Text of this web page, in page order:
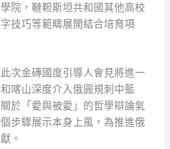
院，韃靼斯坦共和國其他高校
技巧等範疇展開結合培育項
次金磚國度引導人會見將進一
喀山深度介入俄圓規刺中藍
於「愛與被愛」的哲學辯論氣
步驟展示本身上風，為推進俄
。